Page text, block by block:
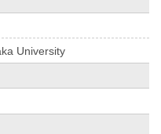
University